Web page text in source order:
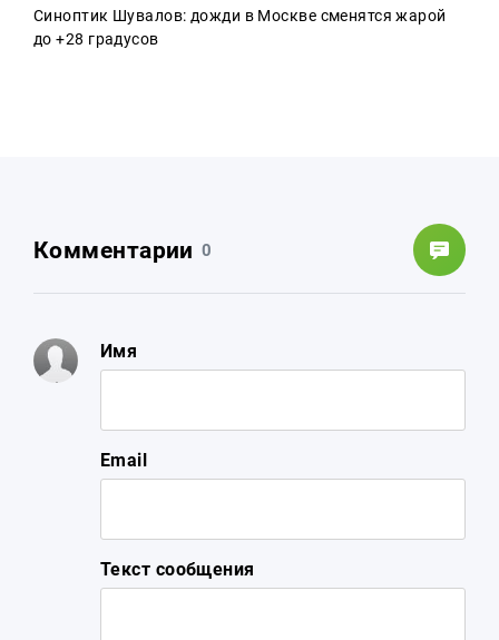
Синоптик Шувалов: дожди в Москве сменятся жарой
до +28 градусов
Комментарии 0
Имя
Email
Текст сообщения